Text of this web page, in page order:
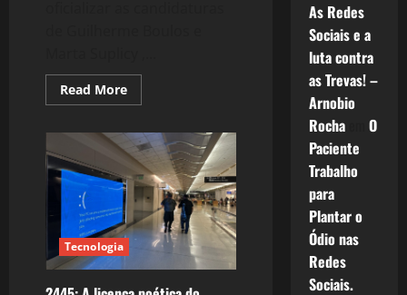
Read MoreRead
more
Boulos
e
Marta,
uma
nova
esperança
para
São
Paulo
Tecnologia
As Redes
Sociais e a
luta contra
as Trevas! –
Arnobio
Rochaem O
Paciente
Trabalho
para
Plantar o
Ódio nas
Redes
Sociais.